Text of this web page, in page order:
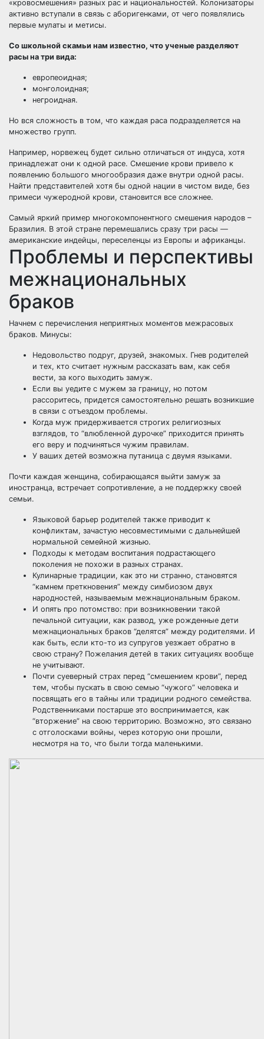
«кровосмешения» разных рас и национальностей. Колонизаторы
активно вступали в связь с аборигенками, от чего появлялись
первые мулаты и метисы.
Со школьной скамьи нам известно, что ученые разделяют
расы на три вида:
европеоидная;
монголоидная;
негроидная.
Но вся сложность в том, что каждая раса подразделяется на
множество групп.
Например, норвежец будет сильно отличаться от индуса, хотя
принадлежат они к одной расе. Смешение крови привело к
появлению большого многообразия даже внутри одной расы.
Найти представителей хотя бы одной нации в чистом виде, без
примеси чужеродной крови, становится все сложнее.
Самый яркий пример многокомпонентного смешения народов –
Бразилия. В этой стране перемешались сразу три расы —
американские индейцы, переселенцы из Европы и африканцы.
Проблемы и перспективы
межнациональных
браков
Начнем с перечисления неприятных моментов межрасовых
браков. Минусы:
Недовольство подруг, друзей, знакомых. Гнев родителей
и тех, кто считает нужным рассказать вам, как себя
вести, за кого выходить замуж.
Если вы уедите с мужем за границу, но потом
рассоритесь, придется самостоятельно решать возникшие
в связи с отъездом проблемы.
Когда муж придерживается строгих религиозных
взглядов, то “влюбленной дурочке” приходится принять
его веру и подчиняться чужим правилам.
У ваших детей возможна путаница с двумя языками.
Почти каждая женщина, собирающаяся выйти замуж за
иностранца, встречает сопротивление, а не поддержку своей
семьи.
Языковой барьер родителей также приводит к
конфликтам, зачастую несовместимыми с дальнейшей
нормальной семейной жизнью.
Подходы к методам воспитания подрастающего
поколения не похожи в разных странах.
Кулинарные традиции, как это ни странно, становятся
“камнем преткновения” между симбиозом двух
народностей, называемым межнациональным браком.
И опять про потомство: при возникновении такой
печальной ситуации, как развод, уже рожденные дети
межнациональных браков “делятся” между родителями. И
как быть, если кто-то из супругов уезжает обратно в
свою страну? Пожелания детей в таких ситуациях вообще
не учитывают.
Почти суеверный страх перед “смешением крови”, перед
тем, чтобы пускать в свою семью “чужого” человека и
посвящать его в тайны или традиции родного семейства.
Родственниками постарше это воспринимается, как
“вторжение” на свою территорию. Возможно, это связано
с отголосками войны, через которую они прошли,
несмотря на то, что были тогда маленькими.